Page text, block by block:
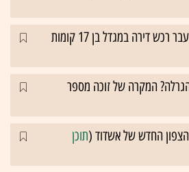
מאמן בית"ר ירושלים לשעבר רכש דירה במגדל בן 17 קומות
המקרה של זוכה מספר
הצפון החדש של אשדוד (תוכן